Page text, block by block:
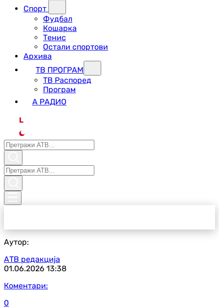
Спорт
Фудбал
Кошарка
Тенис
Остали спортови
Архива
ТВ ПРОГРАМ
ТВ Распоред
Програм
А РАДИО
L
Аутор:
АТВ редакција
01.06.2026 13:38
Коментари:
0